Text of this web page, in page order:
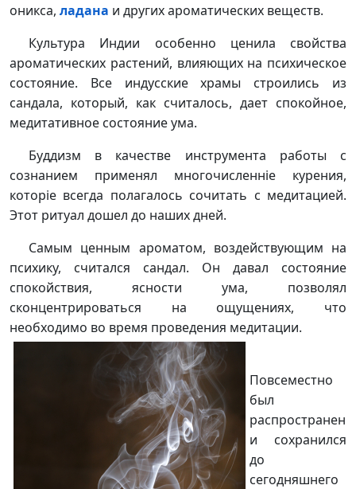
оникса, ладана и других ароматических веществ.
Культура Индии особенно ценила свойства
ароматических растений, влияющих на психическое
состояние. Все индусские храмы строились из
сандала, который, как считалось, дает спокойное,
медитативное состояние ума.
Буддизм в качестве инструмента работы с
сознанием применял многочисленніе курения,
которіе всегда полагалось сочитать с медитацией.
Этот ритуал дошел до наших дней.
Самым ценным ароматом, воздействующим на
психику, считался сандал. Он давал состояние
спокойствия, ясности ума, позволял
сконцентрироваться на ощущениях, что
необходимо во время проведения медитации.
Повсеместно
был
распространен
и сохранился
до
сегодняшнего